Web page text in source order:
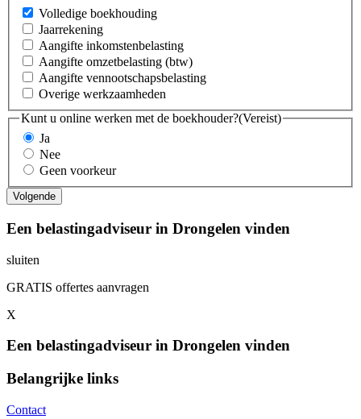
Volledige boekhouding
Jaarrekening
Aangifte inkomstenbelasting
Aangifte omzetbelasting (btw)
Aangifte vennootschapsbelasting
Overige werkzaamheden
Kunt u online werken met de boekhouder?(Vereist)
Ja
Nee
Geen voorkeur
Een belastingadviseur in Drongelen vinden
sluiten
GRATIS offertes aanvragen
X
Een belastingadviseur in Drongelen vinden
Belangrijke links
Contact